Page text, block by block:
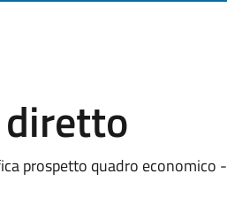
prospetto quadro economico -